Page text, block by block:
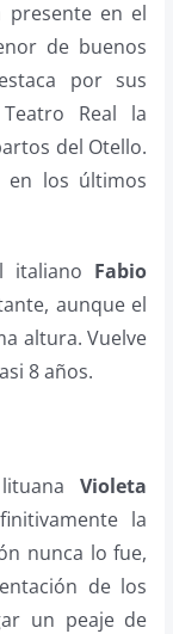
presente en el
de buenos
por sus
Real la
del Otello.
en los últimos
italiano Fabio
aunque el
altura. Vuelve
8 años.
Violeta
la
nunca lo fue,
de los
un peaje de